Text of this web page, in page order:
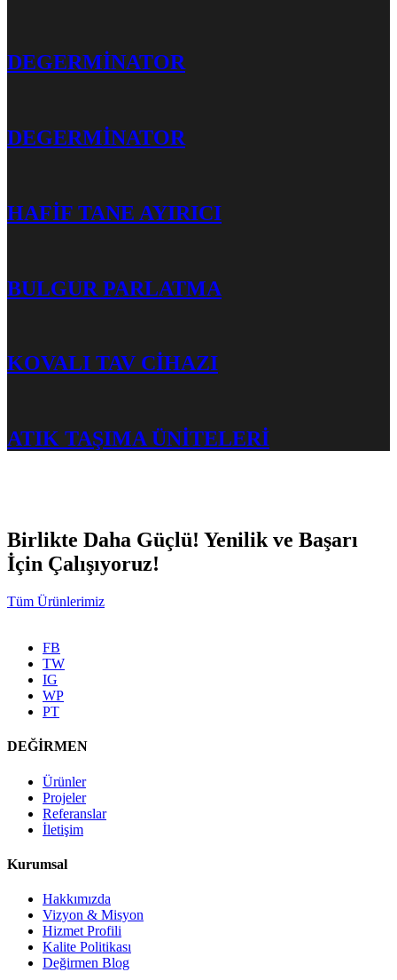
DEGERMİNATOR
DEGERMİNATOR
HAFİF TANE AYIRICI
BULGUR PARLATMA
KOVALI TAV CİHAZI
ATIK TAŞIMA ÜNİTELERİ
Birlikte Daha Güçlü! Yenilik ve Başarı
İçin Çalışıyoruz!
Tüm Ürünlerimiz
FB
TW
IG
WP
PT
DEĞİRMEN
Ürünler
Projeler
Referanslar
İletişim
Kurumsal
Hakkımızda
Vizyon & Misyon
Hizmet Profili
Kalite Politikası
Değirmen Blog